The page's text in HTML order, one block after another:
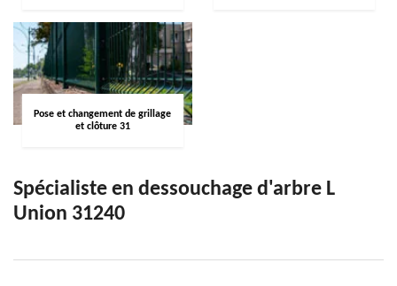
Pose et changement de grillage
et clôture 31
Spécialiste en dessouchage d'arbre L
Union 31240